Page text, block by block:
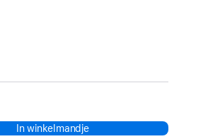
In winkelmandje